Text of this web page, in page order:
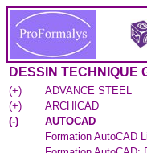
DESSIN TECHNIQUE
(+)
ADVANCE STEEL
(+)
ARCHICAD
(-)
AUTOCAD
Formation AutoCAD